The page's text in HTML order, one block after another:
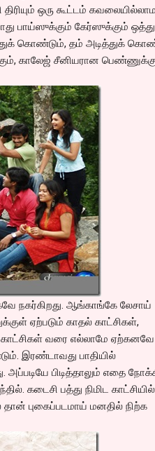
ஒரு கூட்டம் கவலையில்லாம
பாய்ஸுக்கும் கேர்ஸுக்கும் ஒத்து
கொண்டும், தம் அடித்துக்
காலேஜ் சீனியரான
நகர்கிறது. ஆங்காங்கே லேசாய்
ஏற்படும் காதல் காட்சிகள்,
காட்சிகள் வரை எல்லாமே ஏற்கனவே
இரண்டாவது பாதியில்
அப்படியே பிடித்தாலும் எதை
கடைசி பத்து நிமிட
தான் புகைப்படமாய் மனதில் நிற்க